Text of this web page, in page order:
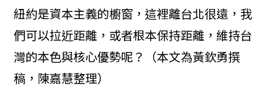
紐約是資本主義的櫥窗，這裡離台北很遠，我
們可以拉近距離，或者根本保持距離，維持台
灣的本色與核心優勢呢？（本文為黃欽勇撰
稿，陳嘉慧整理）